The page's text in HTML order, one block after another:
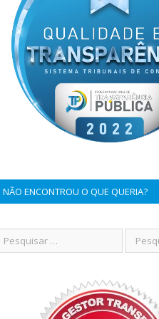
NÃO ENCONTROU O QUE QUERIA?